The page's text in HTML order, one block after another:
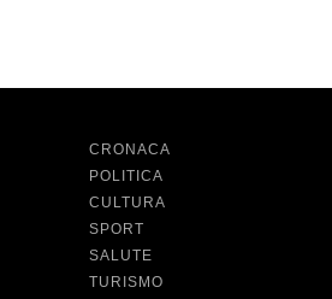
CRONACA
POLITICA
CULTURA
SPORT
SALUTE
TURISMO